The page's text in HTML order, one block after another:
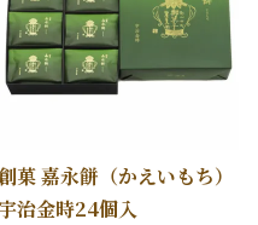
菓 嘉永餅（かえいもち）
治金時24個入